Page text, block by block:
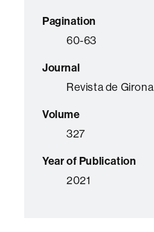
Pagination
60-63
Journal
Revista de Girona
Volume
327
Year of Publication
2021